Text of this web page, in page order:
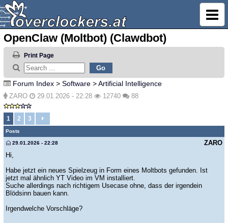
OpenClaw (Moltbot) (Clawdbot)
Print Page
Forum Index > Software >Artificial Intelligence
ZARO 29.01.2026 - 22:28 12740 88
1 2 3
Posts
ZARO
29.01.2026 - 22:28
Hi,
Habe jetzt ein neues Spielzeug in Form eines Moltbots gefunden. Ist
jetzt mal ähnlich YT Video im VM installiert.
Suche allerdings nach richtigem Usecase ohne, dass der irgendein
Blödsinn bauen kann.
Irgendwelche Vorschläge?